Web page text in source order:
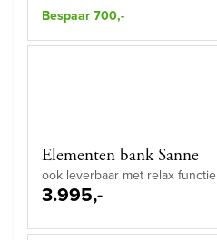
Bespaar 700,-
Elementen bank Sanne
ook leverbaar met relax functie
3.995,-